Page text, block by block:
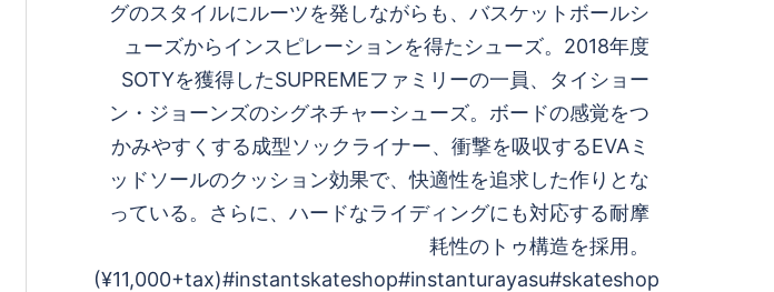
グのスタイルにルーツを発しながらも、バスケットボールシ
ューズからインスピレーションを得たシューズ。 2018年度
SOTYを獲得したSUPREMEファミリーの一員、タイショー
ン・ジョーンズのシグネチャーシューズ。 ボードの感覚をつ
かみやすくする成型ソックライナー、衝撃を吸収するEVAミ
ッドソールのクッション効果で、快適性を追求した作りとな
っている。 さらに、ハードなライディングにも対応する耐摩
耗性のトゥ構造を採用。
(¥11,000+tax) #instantskateshop #instanturayasu #skateshop